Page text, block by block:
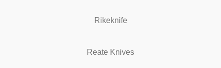
Rikeknife
Reate Knives